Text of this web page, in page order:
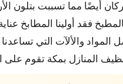
أيضًا مما تسببت بتلون
فقد أولينا المطابخ
والألآت التي
المنازل بمكة تقوم